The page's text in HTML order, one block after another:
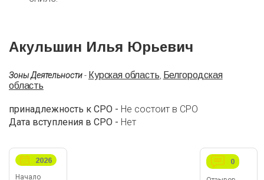
Акульшин Илья Юрьевич
Зоны Деятельности- Курская область, Белгородская
область
принадлежность к СРО - Не состоит в СРО
Дата вступления в СРО - Нет
Начало
2026 0